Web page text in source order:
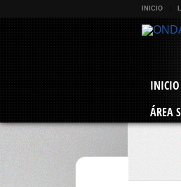
INICIO
INICIO
ÁREA